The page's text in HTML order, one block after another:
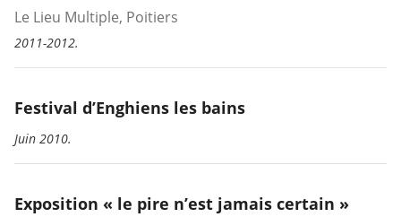
Le Lieu Multiple, Poitiers
2011-2012.
Festival d’Enghiens les bains
Juin 2010.
Exposition « le pire n’est jamais certain »